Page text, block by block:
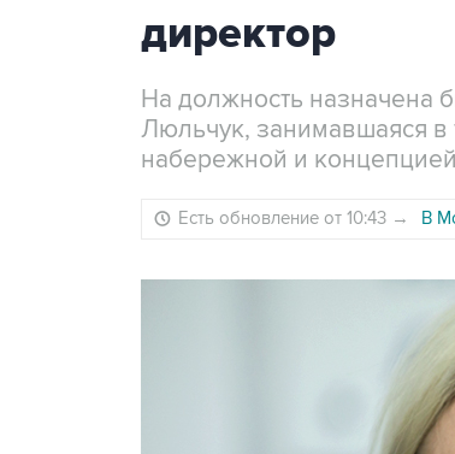
директор
На должность назначена
Люльчук, занимавшаяся в
набережной и концепцией
Есть обновление от 10:43 → В